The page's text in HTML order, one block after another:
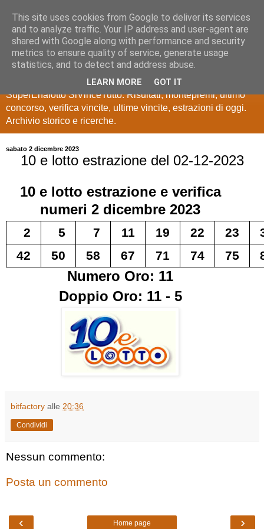
Estrazioni Lotto
SuperEnalotto
Ultime estrazioni di Lotto, SuperEnalotto, 10 e lotto,
SuperEnalotto SiVinceTutto. Risultati, montepremi, ultimo
concorso, verifica vincite, ultime vincite, estrazioni di oggi.
Archivio storico e ricerche.
sabato 2 dicembre 2023
10 e lotto estrazione del 02-12-2023
10 e lotto estrazione e verifica
numeri 2 dicembre 2023
2 5 7 11 19 22 23
42
50 58 67 71 74 75
Numero Oro: 11
Doppio Oro: 11 - 5
bitfactory alle 20:36
Condividi
Nessun commento:
Posta un commento
‹ ›
Home page
This site uses cookies from Google to deliver its services
and to analyze traffic. Your IP address and user-agent are
shared with Google along with performance and security
metrics to ensure quality of service, generate usage
statistics, and to detect and address abuse.
LEARN MORE GOT IT